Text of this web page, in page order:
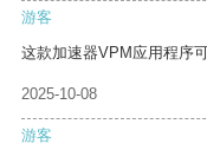
游客
这款加速器VPM应用程序
2025-10-08
游客